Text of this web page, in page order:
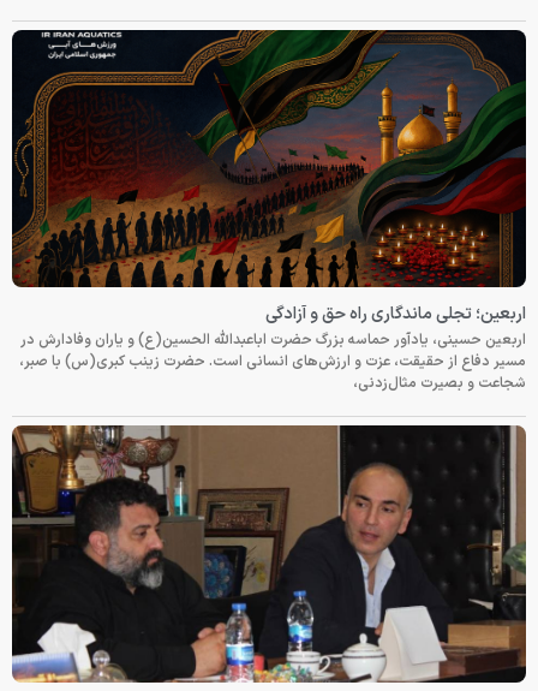
اربعین؛ تجلی ماندگاری راه حق و آزادگی
اربعین حسینی، یادآور حماسه بزرگ حضرت اباعبدالله الحسین(ع) و یاران وفادارش در
مسیر دفاع از حقیقت، عزت و ارزش‌های انسانی است. حضرت زینب کبری(س) با صبر،
شجاعت و بصیرت مثال‌زدنی،